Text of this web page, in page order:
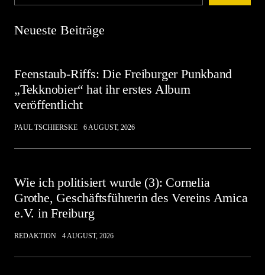
Neueste Beiträge
Feenstaub-Riffs: Die Freiburger Punkband
„Tekknobier“ hat ihr erstes Album
veröffentlicht
PAUL TSCHIERSKE 6 AUGUST, 2026
Wie ich politisiert wurde (3): Cornelia
Grothe, Geschäftsführerin des Vereins Amica
e.V. in Freiburg
REDAKTION 4 AUGUST, 2026